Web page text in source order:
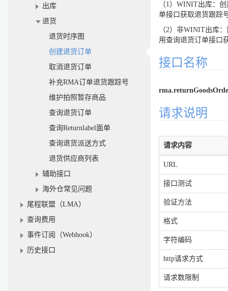
出库
退货
退货时序图
创建退货订单
取消退货订单
补充RMA订单退货跟踪号
维护拍照暂存商品
查询退货订单
查询Returnlabel面单
查询退货派送方式
退货供应商列表
辅助接口
海外仓常见问题
尾程联盟（LMA）
查询费用
事件订阅（Webhook）
历史接口
（1）WINIT出库：
单接口获取退货跟踪
（2）非WINIT出库
用查询退货订单接口
接口名称
请求说明
请求内容
URL
接口测试
验证方法
格式
字符编码
http请求方式
请求数限制